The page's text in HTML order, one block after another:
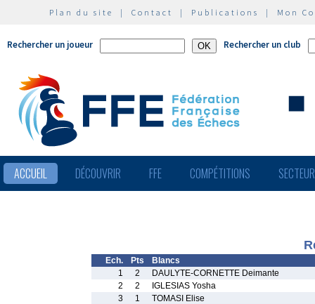
Plan du site | Contact | Publications | Mon
Rechercher un joueur Rechercher un club
ACCUEIL DÉCOUVRIR FFE COMPÉTITIONS
Ech. Pts
Blancs
1
2
DAULYTE-CORNETTE Deimante
2
2
IGLESIAS Yosha
3
1
TOMASI Elise